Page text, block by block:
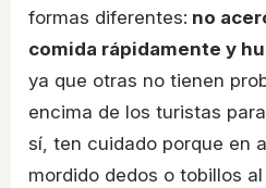
formas diferentes: no
comida rápidamente y
ya que otras no tienen
encima de los turistas
sí, ten cuidado porque en
mordido dedos o tobillos